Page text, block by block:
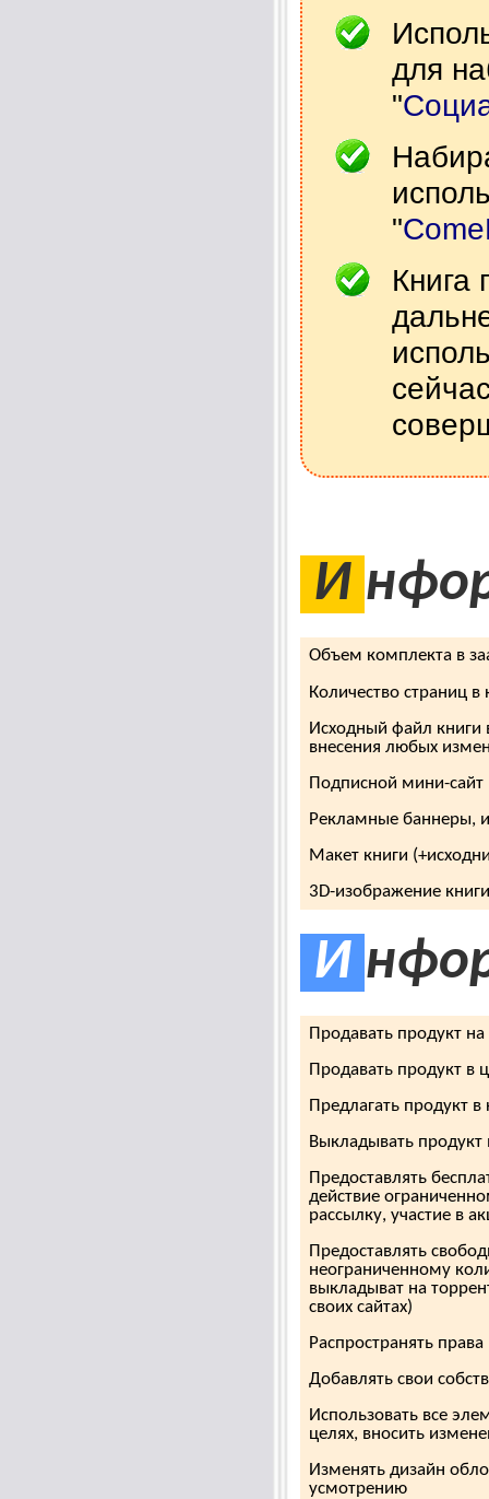
для
"
"
Книга
И
Объем комплекта в
Количество страниц в
Исходный файл книги
внесения любых
Подписной мини-сайт
Рекламные баннеры,
Макет книги
3D-изображение
И
Продавать продукт на
Продавать продукт в
Предлагать продукт
Выкладывать
Предоставлять
действие
рассылку, участие в
Предоставлять
неограниченному
выкладыват на
своих сайтах)
Распространять
Добавлять свои
Использовать все
целях, вносить
Изменять дизайн
усмотрению